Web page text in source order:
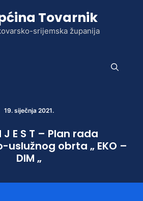
Tovarnik
srijemska županija
19. siječnja 2021.
J E S T – Plan rada
obrta „ EKO –
DIM „